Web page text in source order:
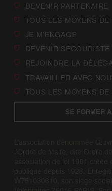
DEVENIR PARTENAIRE
TOUS LES MOYENS
JE M’ENGAGE
DEVENIR SECOURISTE
REJOINDRE LA
TRAVAILLER AVEC
TOUS LES MOYENS DE
SE FORMER